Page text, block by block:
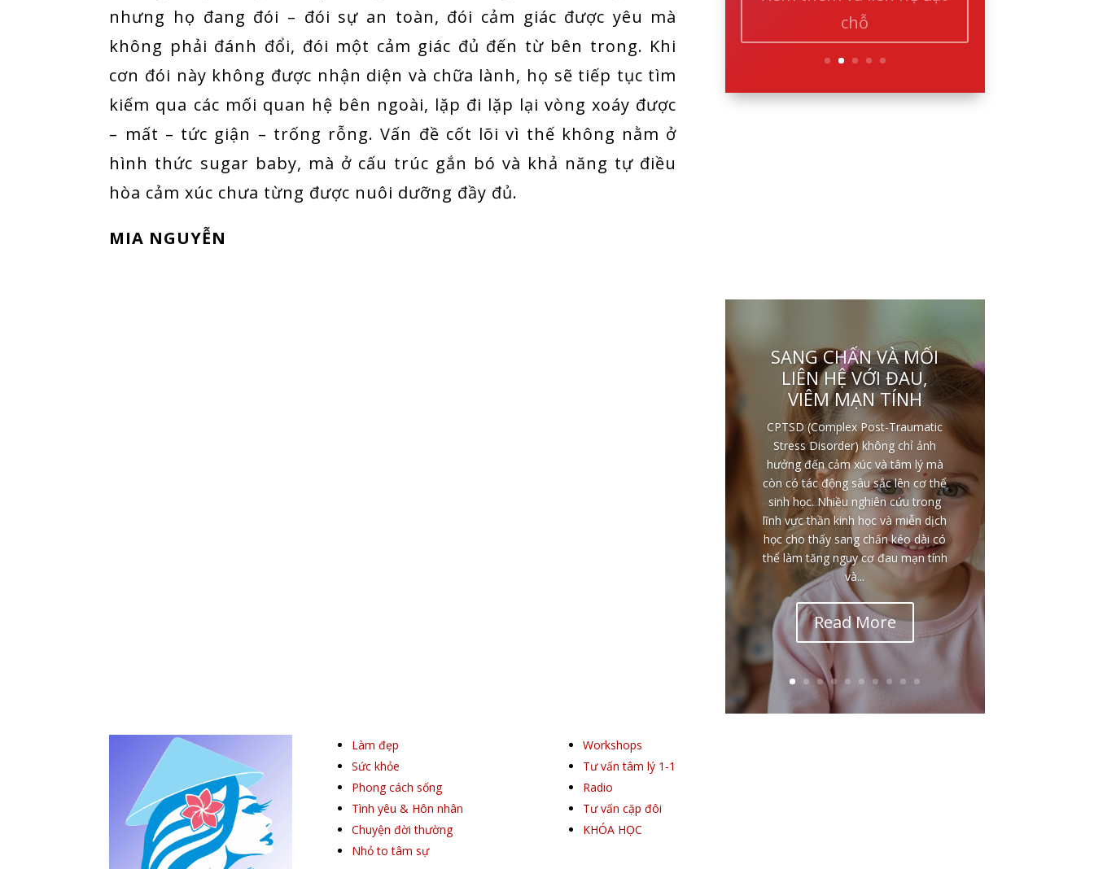
nhưng họ đang đói – đói sự an toàn, đói cảm giác được yêu mà
không phải đánh đổi, đói một cảm giác đủ đến từ bên trong. Khi
cơn đói này không được nhận diện và chữa lành, họ sẽ tiếp tục tìm
kiếm qua các mối quan hệ bên ngoài, lặp đi lặp lại vòng xoáy được
– mất – tức giận – trống rỗng. Vấn đề cốt lõi vì thế không nằm ở
hình thức sugar baby, mà ở cấu trúc gắn bó và khả năng tự điều
hòa cảm xúc chưa từng được nuôi dưỡng đầy đủ.
MIA NGUYỄN
chỗ
SANG CHẤN VÀ MỐI
LIÊN HỆ VỚI ĐAU,
VIÊM MẠN TÍNH
CPTSD (Complex Post-Traumatic
Stress Disorder) không chỉ ảnh
hưởng đến cảm xúc và tâm lý mà
còn có tác động sâu sắc lên cơ thể
sinh học. Nhiều nghiên cứu trong
lĩnh vực thần kinh học và miễn dịch
học cho thấy sang chấn kéo dài có
thể làm tăng nguy cơ đau mạn tính
và...
Read More
Làm đẹp
Sức khỏe
Phong cách sống
Tình yêu & Hôn nhân
Chuyện đời thường
Nhỏ to tâm sự
Workshops
Tư vấn tâm lý 1-1
Radio
Tư vấn cặp đôi
KHÓA HỌC